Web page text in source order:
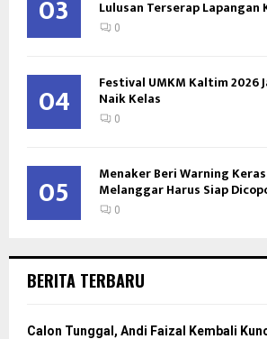
03 Lulusan Terserap Lapangan
0
04 Festival UMKM Kaltim 2026
Naik Kelas
0
05 Menaker Beri Warning
Melanggar Harus Siap
0
BERITA TERBARU
Calon Tunggal, Andi Faizal Kembali